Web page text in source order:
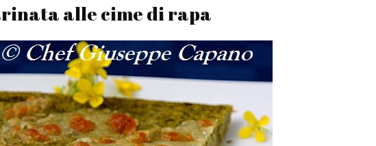
alle cime di rapa